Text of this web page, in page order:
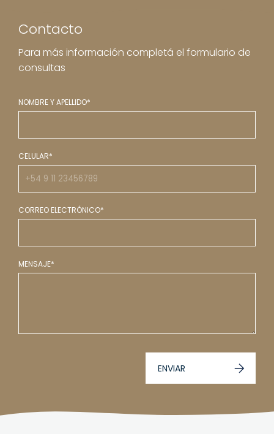
Contacto
Para más información completá el formulario de
consultas
NOMBRE Y APELLIDO*
CELULAR*
CORREO ELECTRÓNICO*
MENSAJE*
ENVIAR